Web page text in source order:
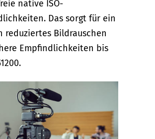
native ISO-
Das sorgt für ein
reduziertes Bildrauschen
Empfindlichkeiten bis